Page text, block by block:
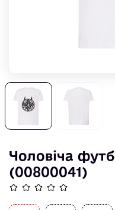
Чоловіча
(00800041)